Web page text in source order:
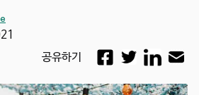
공유하기